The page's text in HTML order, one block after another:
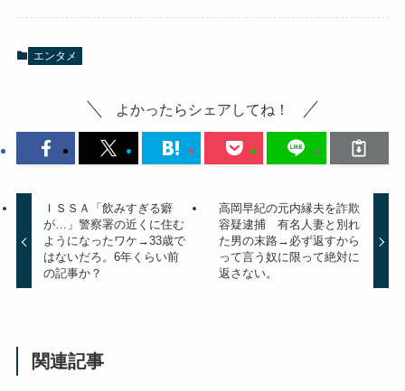
エンタメ
よかったらシェアしてね！
ＩＳＳＡ「飲みすぎる癖
が…」警察署の近くに住む
ようになったワケ→33歳で
はないだろ。6年くらい前
の記事か？
高岡早紀の元内縁夫を詐欺
容疑逮捕 有名人妻と別れ
た男の末路→必ず返すから
って言う奴に限って絶対に
返さない。
関連記事